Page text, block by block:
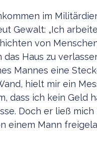
im
Gewalt: „Ich
von
Haus zu
Mannes eine
hielt mir ein
dass ich kein Geld
Doch er ließ mich
einem Mann